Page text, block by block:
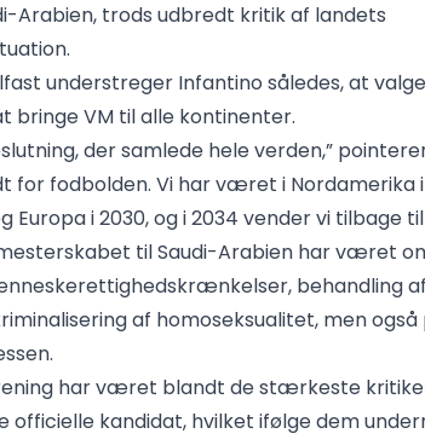
Arabien, trods udbredt kritik af landets
understreger Infantino således, at
bringe VM til alle kontinenter.
der samlede hele verden,”
for fodbolden. Vi har været i Nordamerika
Europa i 2030, og i 2034 vender vi tilbage til
til Saudi-Arabien har været
behandling af
af homoseksualitet, men også
har været blandt de stærkeste
officielle kandidat, hvilket ifølge dem